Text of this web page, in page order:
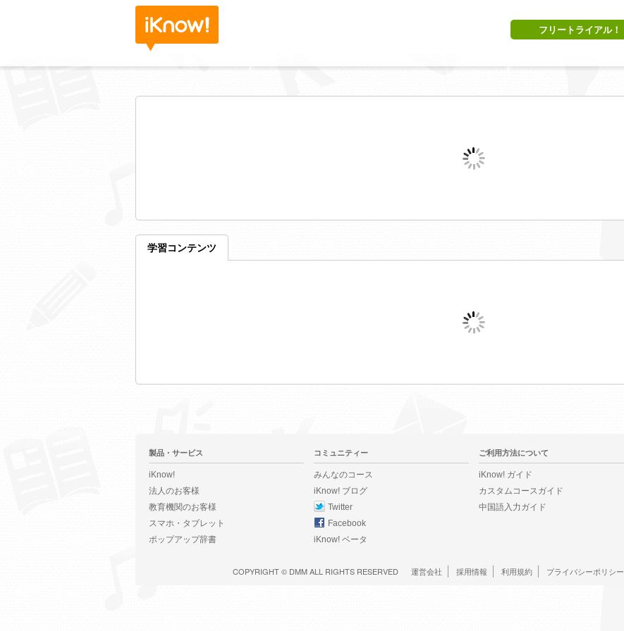
フリートライアル！
学習コンテンツ
製品・サービス
iKnow!
法人のお客様
教育機関のお客様
スマホ・タブレット
ポップアップ辞書
コミュニティー
みんなのコース
iKnow! ブログ
Twitter
Facebook
iKnow! ベータ
ご利用方法について
iKnow! ガイド
カスタムコースガイド
中国語入力ガイド
COPYRIGHT © DMMALL RIGHTS RESERVED 運営会社 採用情報 利用規約 プライバシーポリシー